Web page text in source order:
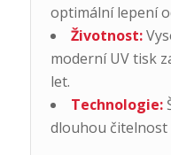
optimální lepení
Životnost:
moderní UV tisk
let.
Technologie:
dlouhou čitelnost